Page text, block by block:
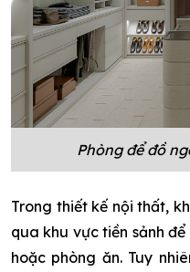
Phòng để đồ
Trong thiết kế nội thất,
qua khu vực tiền sảnh
hoặc phòng ăn. Tuy